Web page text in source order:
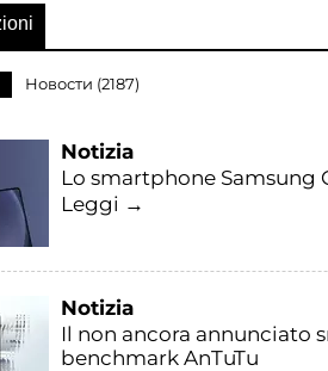
Новости (2187)
Notizia
Lo smartphone Samsung
Leggi →
Notizia
Il non ancora annunciato
benchmark AnTuTu